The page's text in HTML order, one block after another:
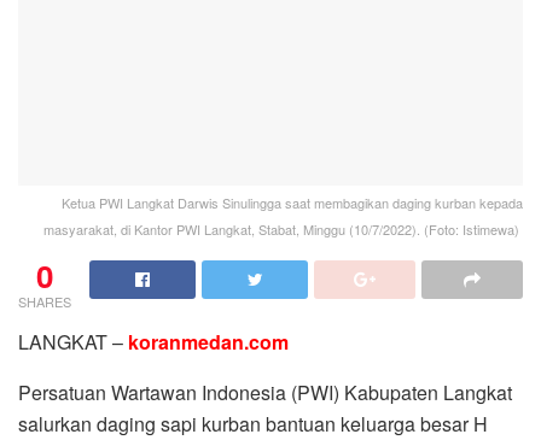
Ketua PWI Langkat Darwis Sinulingga saat membagikan daging kurban kepada
masyarakat, di Kantor PWI Langkat, Stabat, Minggu (10/7/2022). (Foto: Istimewa)
0
SHARES
LANGKAT – koranmedan.com
Persatuan Wartawan Indonesia (PWI) Kabupaten Langkat
salurkan daging sapi kurban bantuan keluarga besar H